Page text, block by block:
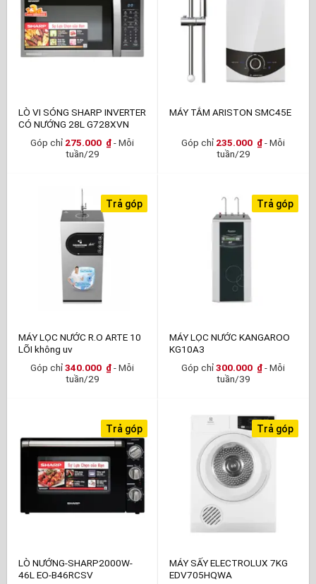
LÒ VI SÓNG SHARP INVERTER
CÓ NƯỚNG 28L G728XVN
Góp chỉ 275.000 ₫ - Mỗi
tuần/29
MÁY TẮM ARISTON SMC45E
Góp chỉ 235.000 ₫ - Mỗi
tuần/29
Trả góp
MÁY LỌC NƯỚC R.O ARTE 10
LÕI không uv
Góp chỉ340.000 ₫ - Mỗi
tuần/29
Trả góp
MÁY LỌC NƯỚC KANGAROO
KG10A3
Góp chỉ300.000 ₫ - Mỗi
tuần/39
Trả góp
LÒ NƯỚNG-SHARP2000W-
46L EO-B46RCSV
Trả góp
MÁY SẤY ELECTROLUX 7KG
EDV705HQWA